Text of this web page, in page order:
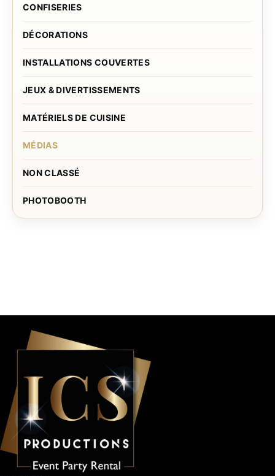
CONFISERIES
DÉCORATIONS
INSTALLATIONS COUVERTES
JEUX & DIVERTISSEMENTS
MATÉRIELS DE CUISINE
MÉDIAS
NON CLASSÉ
PHOTOBOOTH